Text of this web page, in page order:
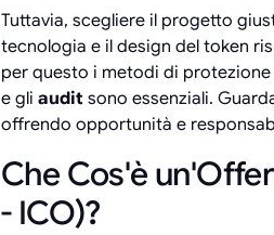
Tuttavia, scegliere il progetto
tecnologia e il design del token
per questo i metodi di
e gli audit sono essenziali.
offrendo opportunità e
Che Cos'è
- ICO)?